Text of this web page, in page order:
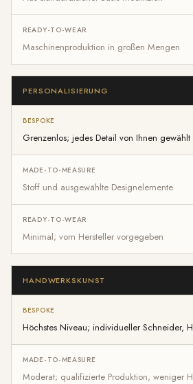
Maschinenproduktion in großen Mengen
PERSONALISIERUNG
Grenzenlos; jedes Detail von Ihnen gewählt
Stoff und ausgewählte Designelemente
Minimal; vom Hersteller vorgegeben
HANDWERKSKUNST
Höchstes Niveau; individueller Schneider,
Moderat; qualifizierte Produktion, weniger